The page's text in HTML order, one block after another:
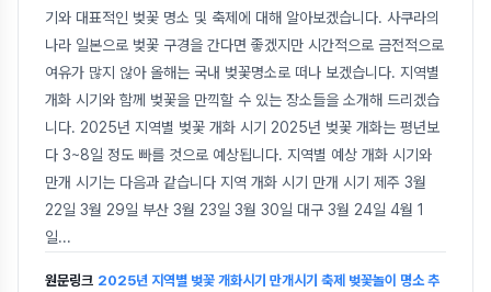
기와 대표적인 벚꽃 명소 및 축제에 대해 알아보겠습니다. 사쿠라의
나라 일본으로 벚꽃 구경을 간다면 좋겠지만 시간적으로 금전적으로
여유가 많지 않아 올해는 국내 벚꽃명소로 떠나 보겠습니다. 지역별
개화 시기와 함께 벚꽃을 만끽할 수 있는 장소들을 소개해 드리겠습
니다. 2025년 지역별 벚꽃 개화 시기 2025년 벚꽃 개화는 평년보
다 3~8일 정도 빠를 것으로 예상됩니다. 지역별 예상 개화 시기와
만개 시기는 다음과 같습니다 지역 개화 시기 만개 시기 제주 3월
22일 3월 29일 부산 3월 23일 3월 30일 대구 3월 24일 4월 1
일...
원문링크 2025년 지역별 벚꽃 개화시기 만개시기 축제 벚꽃놀이 명소 추